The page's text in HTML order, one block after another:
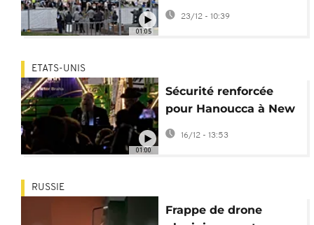
01:05
Beach longuement
préparée
23/12 - 10:39
01:00
ETATS-UNIS
Sécurité renforcée
pour Hanoucca à New
York après l'attaque
16/12 - 13:53
RUSSIE
Frappe de drone